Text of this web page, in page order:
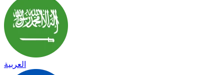
العربية